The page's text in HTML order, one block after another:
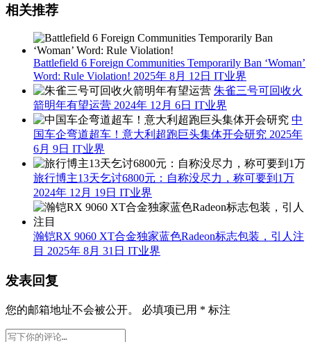
相关推荐
Battlefield 6 Foreign Communities Temporarily Ban ‘Woman’
Word: Rule Violation! 2025年 8月 12日 IT业界
朱雀三号可回收火
箭明年有望运营 2024年 12月 6日 IT业界
中
国车企弯道超车！意大利超跑巨头集体开会研究 2025年
6月 9日 IT业界
旅行博主13天乞讨6800元：自称没尽力，称可要到1万
2024年 12月 19日 IT业界
瀚铠RX 9060 XT合金独家蓝色Radeon标志包装，引人注
目 2025年 8月 31日 IT业界
发表回复
您的邮箱地址不会被公开。 必填项已用 * 标注